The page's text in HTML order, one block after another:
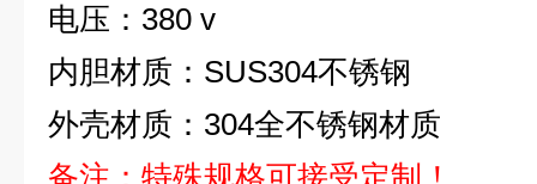
电压：380 v
内胆材质：SUS304不锈钢
外壳材质：304全不锈钢材质
备注：特殊规格可接受定制！